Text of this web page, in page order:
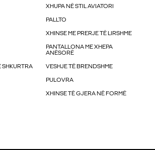
XHUPA NË STIL AVIATORI
PALLTO
XHINSE ME PRERJE TË LIRSHME
PANTALLONA ME XHEPA
ANËSORË
SHKURTRA VESHJE TË BRENDSHME
PULOVRA
XHINSE TË GJERA NË FORMË